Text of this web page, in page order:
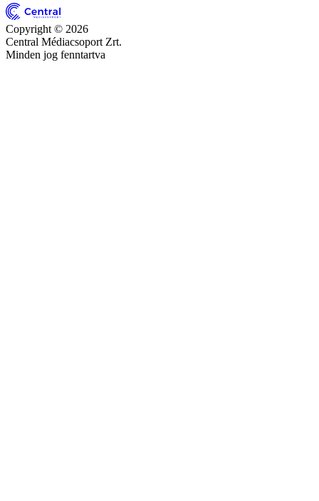
Copyright © 2026
Central Médiacsoport Zrt.
Minden jog fenntartva